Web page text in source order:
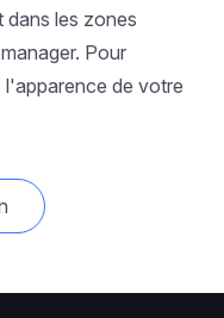
dans les zones
Pour
l'apparence de votre